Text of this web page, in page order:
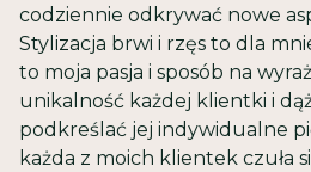
codziennie odkrywać nowe
Stylizacja brwi i rzęs to dla
to moja pasja i sposób na
unikalność każdej klientki i
podkreślać jej indywidualne
każda z moich klientek czuła